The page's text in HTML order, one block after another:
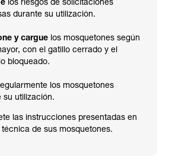
los riesgos de solicitaciones
durante su utilización.
y cargue los mosquetones según
con el gatillo cerrado y el
bloqueado.
los mosquetones
su utilización.
las instrucciones presentadas en
técnica de sus mosquetones.